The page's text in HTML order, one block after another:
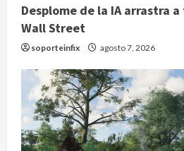
Desplome de la IA arrastra
Wall Street
soporteinfix agosto 7, 2026